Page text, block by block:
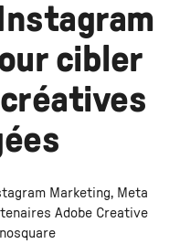
cibler
Marketing, Meta
Adobe Creative